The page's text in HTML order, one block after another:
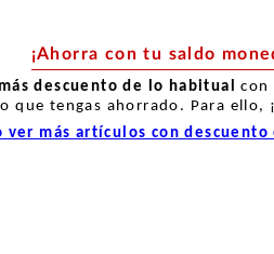
¡Ahorra con tu saldo
descuento de lo habitual con
que tengas ahorrado. Para ello, ¡
ver más artículos con